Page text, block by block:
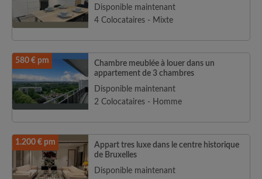
Disponible maintenant
4 Colocataires - Mixte
580 € pm
Chambre meublée à louer dans un
appartement de 3 chambres
Disponible maintenant
2 Colocataires - Homme
1.200 € pm
Appart tres luxe dans le centre historique
de Bruxelles
Disponible maintenant